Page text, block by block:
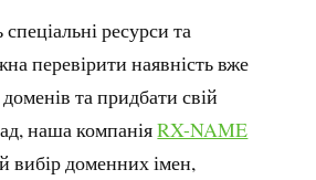
ресурси та
перевірити наявність вже
та придбати свій
наша компаніяRX-NAME
доменних імен,